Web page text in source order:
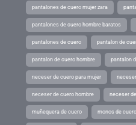
pantalones de cuero mujer zara
pantalones de cuero hombre baratos
pantalones de cuero pantalon de
pantalon de cuero hombre pantalon
neceser de cuero para mujer
neceser de cuero hombre neceser
muñequera de cuero monos de